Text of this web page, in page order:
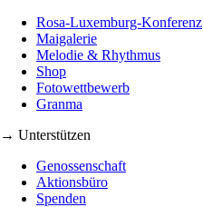
Rosa-Luxemburg-Konferenz
Maigalerie
Melodie & Rhythmus
Shop
Fotowettbewerb
Granma
→ Unterstützen
Genossenschaft
Aktionsbüro
Spenden